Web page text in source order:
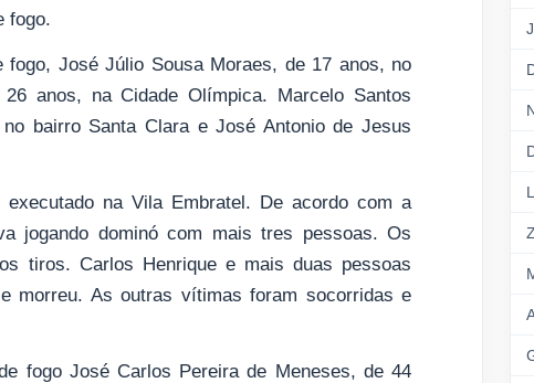
fogo.
José Júlio Sousa Moraes, de 17 anos, no
anos, na Cidade Olímpica. Marcelo Santos
bairro Santa Clara e José Antonio de Jesus
na Vila Embratel. De acordo com a
jogando dominó com mais tres pessoas. Os
tiros. Carlos Henrique e mais duas pessoas
morreu. As outras vítimas foram socorridas e
fogo José Carlos Pereira de Meneses, de 44